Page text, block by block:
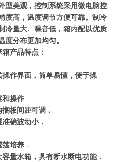
型美观，控制系统采用微电脑控
度高，温度调节方便可靠。制冷
冷量大、噪音低，箱内配以优质
度分布更加均匀。
箱产品特点：
作界面，简单易懂，便于操
和操作
板间距可调．
确波动小．
培养．
量水箱，具有断水断电功能．